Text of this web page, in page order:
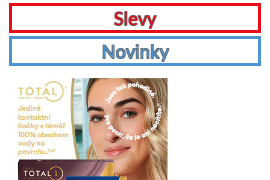
Slevy
Novinky